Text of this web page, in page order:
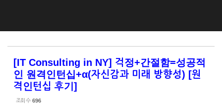
[IT Consulting in NY] 걱정+간절함=성공적
인 원격인턴십+α(자신감과 미래 방향성) [원
격인턴십 후기]
조회 수 696